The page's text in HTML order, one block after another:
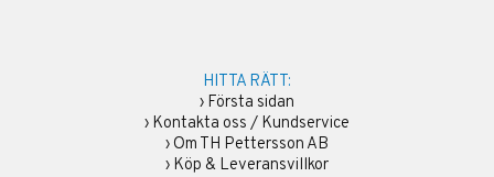
HITTA RÄTT:
› Första sidan
› Kontakta oss / Kundservice
› Om TH Pettersson AB
› Köp & Leveransvillkor